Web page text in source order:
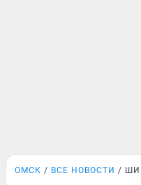
ОМСК ВСЕ НОВОСТИ